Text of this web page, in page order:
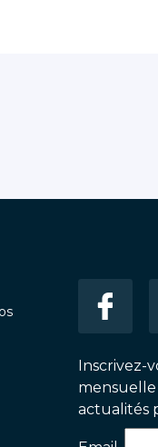
Inscrivez-
actualités